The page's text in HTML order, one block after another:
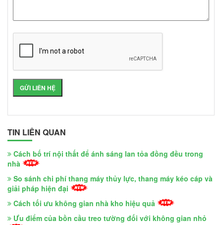
TIN LIÊN QUAN
Cách bố trí nội thất để ánh sáng lan tỏa đồng đều trong
nhà
So sánh chi phí thang máy thủy lực, thang máy kéo cáp và
giải pháp hiện đại
Cách tối ưu không gian nhà kho hiệu quả
Ưu điểm của bồn cầu treo tường đối với không gian nhỏ